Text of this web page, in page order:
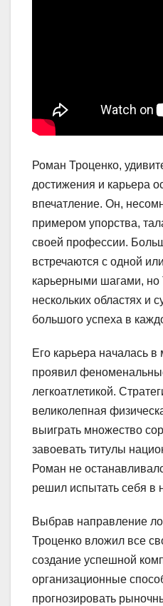
Роман Троценко,
достижения и карьера
впечатление. Он,
примером упорства,
своей профессии.
встречаются с одной
карьерными шагами, но
нескольких областях и
большого успеха в
Его карьера началась в
проявил
легкоатлетикой.
великолепная
выиграть множество
завоевать титулы
Роман не
решил испытать себя
Выбрав направление
Троценко вложил все
создание успешной
организационные
прогнозировать